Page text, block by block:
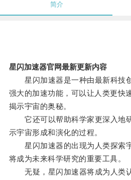
简介
星闪加速器官网最新更新内容
星闪加速器是一种由最新科技
强大的加速功能，可以让人类更快
揭示宇宙的奥秘。
它还可以帮助科学家更深入地
示宇宙形成和演化的过程。
星闪加速器的出现为人类探索宇
将成为未来科学研究的重要工具。
无疑，星闪加速器将成为人类